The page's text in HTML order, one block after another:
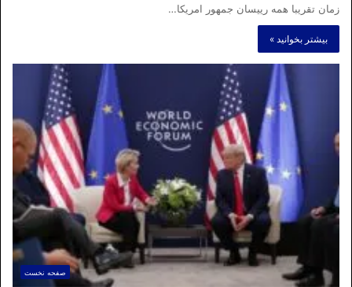
زمان تقریبا همه رییسان جمهور امریکا…
بیشتر بخوانید »
صفحه نخست